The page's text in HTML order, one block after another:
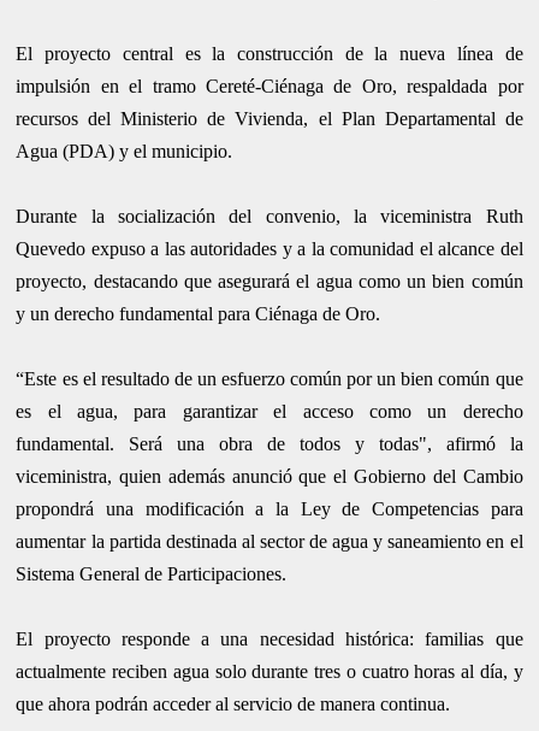
El proyecto central es la construcción de la nueva línea de
impulsión en el tramo Cereté-Ciénaga de Oro, respaldada por
recursos del Ministerio de Vivienda, el Plan Departamental de
Agua (PDA) y el municipio.
Durante la socialización del convenio, la viceministra Ruth
Quevedo expuso a las autoridades y a la comunidad el alcance del
proyecto, destacando que asegurará el agua como un bien común
y un derecho fundamental para Ciénaga de Oro.
“Este es el resultado de un esfuerzo común por un bien común que
es el agua, para garantizar el acceso como un derecho
fundamental. Será una obra de todos y todas", afirmó la
viceministra, quien además anunció que el Gobierno del Cambio
propondrá una modificación a la Ley de Competencias para
aumentar la partida destinada al sector de agua y saneamiento en el
Sistema General de Participaciones.
El proyecto responde a una necesidad histórica: familias que
actualmente reciben agua solo durante tres o cuatro horas al día, y
que ahora podrán acceder al servicio de manera continua.